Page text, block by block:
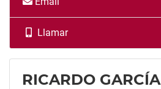
Llamar
Llamar
RICARDO GARCÍA